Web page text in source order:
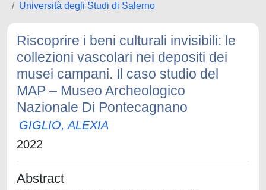
Università degli Studi di Salerno
Riscoprire i beni culturali invisibili: le
collezioni vascolari nei depositi dei
musei campani. Il caso studio del
MAP – Museo Archeologico
Nazionale Di Pontecagnano
GIGLIO, ALEXIA
2022
Abstract